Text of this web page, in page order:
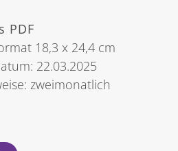
PDF
18,3 x 24,4 cm
22.03.2025
zweimonatlich